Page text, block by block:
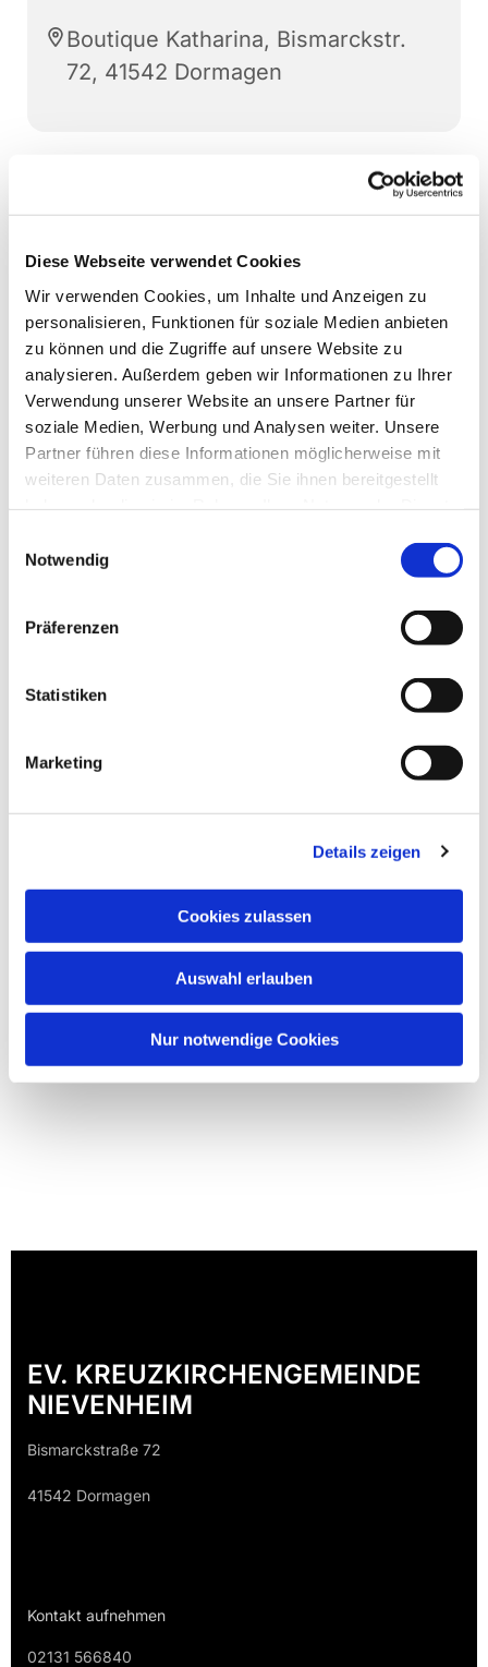
Diese Webseite verwendet Cookies
Wir verwenden Cookies, um Inhalte und Anzeigen zu
personalisieren, Funktionen für soziale Medien anbieten
zu können und die Zugriffe auf unsere Website zu
analysieren. Außerdem geben wir Informationen zu Ihrer
Verwendung unserer Website an unsere Partner für
soziale Medien, Werbung und Analysen weiter. Unsere
Partner führen diese Informationen möglicherweise mit
weiteren Daten zusammen, die Sie ihnen bereitgestellt
Notwendig
Präferenzen
Statistiken
Marketing
Details zeigen
Cookies zulassen
Auswahl erlauben
Nur notwendige Cookies
Boutique Katharina, Bismarckstr.
72, 41542 Dormagen
Dies könnte Sie auch
EV. KREUZKIRCHENGEMEINDE
NIEVENHEIM
Bismarckstraße 72
41542 Dormagen
Kontakt aufnehmen
02131 566840